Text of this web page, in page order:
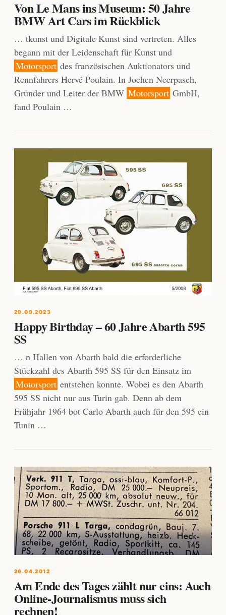
Von Le Mans ins Museum: 50 Jahre
BMW Art Cars im Rückblick
… tkunst und Digitale Kunst sind vertreten. Alles
begann mit der Leidenschaft für Kunst und
Motorsport des französischen Auktionators und
Rennfahrers Hervé Poulain. In Jochen Neerpasch,
Gründer und Leiter der BMW Motorsport GmbH,
fand Poulain …
29.09.2023
Happy Birthday – 60 Jahre Abarth 595
SS
… n Hallen von Abarth bald die erforderliche
Stückzahl des Abarth 595 SS für den Einsatz im
Motorsport entstehen konnte. Wobei es den Abarth
595 SS nicht nur aus Turin gab. Denn ab dem
Frühjahr 1964 bot Carlo Abarth auch für den 595 ein
Tunin …
26.04.2012
Am Ende des Tages zählt nur eins: Auch
Online-Journalismus muss sich
rechnen!